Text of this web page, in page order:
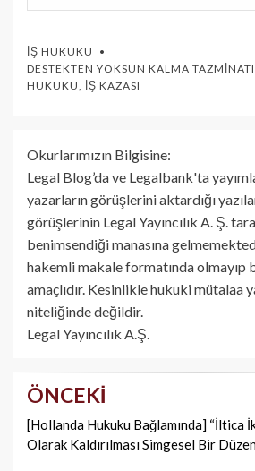
İŞ HUKUKU
DESTEKTEN YOKSUN KALMA TAZMINATI
HUKUKU, İŞ KAZASI
Okurlarımızın Bilgisine:
Legal Blog’da ve Legalbank'ta
yazarların görüşlerini aktardığı
görüşlerinin Legal Yayıncılık A. Ş.
benimsendiği manasına
hakemli makale formatında olmayıp
amaçlıdır. Kesinlikle hukuki mütalaa
niteliğinde değildir.
Legal Yayıncılık A.Ş.
Yazı
dolaşımı
ÖNCEKI
[Hollanda Hukuku Bağlamında] “İltica
Olarak Kaldırılması Simgesel Bir